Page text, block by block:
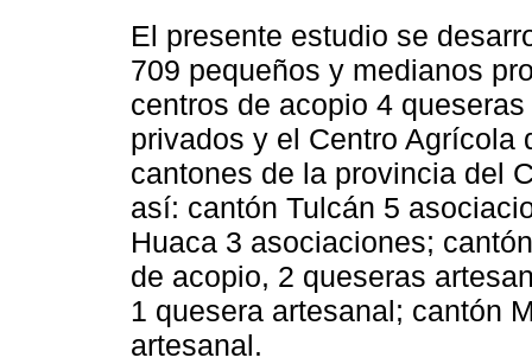
El presente estudio se
709 pequeños y medianos
centros de acopio 4
privados y el Centro Agrícola
cantones de la provincia del
así: cantón Tulcán 5
Huaca 3 asociaciones;
de acopio, 2 queseras
1 quesera artesanal; cantón
artesanal.